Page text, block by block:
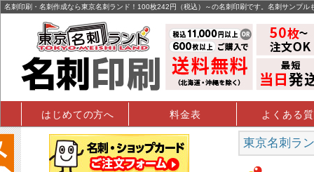
名刺印刷・名刺作成なら東京名刺ランド！100枚242円（税込）～の名刺印刷です。名刺サンプル
はじめての方へ 料金表 よくある
東京名刺ラ